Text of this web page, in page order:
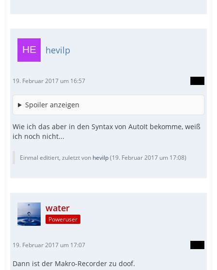
hevilp
19. Februar 2017 um 16:57
Spoiler anzeigen
Wie ich das aber in den Syntax von AutoIt bekomme, weiß
ich noch nicht...
Einmal editiert, zuletzt von hevilp(19. Februar 2017 um 17:08)
water
Poweruser
19. Februar 2017 um 17:07
Dann ist der Makro-Recorder zu doof.